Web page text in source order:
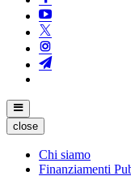
close
Chi siamo
Finanziamenti